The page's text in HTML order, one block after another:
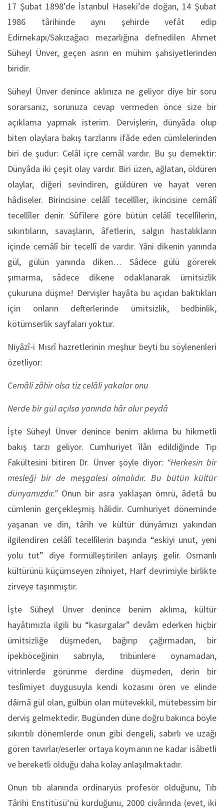
17 Şubat 1898’de İstanbul Haseki’de doğan, 14 Şubat
1986 târihinde aynı şehirde vefât edip
Edirnekapı/Sakızağacı mezarlığına defnedilen Ahmet
Süheyl Ünver, geçen asrın en mühim şahsiyetlerinden
biridir.
Süheyl Ünver denince aklınıza ne geliyor diye bir soru
sorarsanız, sorunuza cevap vermeden önce size bir
açıklama yapmak isterim. Dervişlerin, dünyâda olup
biten olaylara bakış tarzlarını ifâde eden cümlelerinden
biri de şudur: Celâl içre cemâl vardır. Bu şu demektir:
Dünyâda iki çeşit olay vardır. Biri üzen, ağlatan, öldüren
olaylar, diğeri sevindiren, güldüren ve hayat veren
hâdiseler. Birincisine celâlî tecellîler, ikincisine cemâlî
tecellîler denir. Sûfîlere göre bütün celâlî tecellîlerin,
sıkıntıların, savaşların, âfetlerin, salgın hastalıkların
içinde cemâlî bir tecellî de vardır. Yâni dikenin yanında
gül, gülün yanında diken… Sâdece gülü görerek
şımarma, sâdece dikene odaklanarak ümitsizlik
çukuruna düşme! Dervişler hayâta bu açıdan baktıkları
için onların defterlerinde ümitsizlik, bedbinlik,
kötümserlik sayfaları yoktur.
Niyâzî-i Mısrî hazretlerinin meşhur beyti bu söylenenleri
özetliyor:
Cemâli zâhir olsa tiz celâli yakalar onu
Nerde bir gül açılsa yanında hâr olur peydâ
İşte Süheyl Ünver denince benim aklıma bu hikmetli
bakış tarzı geliyor. Cumhuriyet îlân edildiğinde Tıp
Fakültesini bitiren Dr. Ünver şöyle diyor: “Herkesin bir
mesleği bir de meşgalesi olmalıdır. Bu bütün kültür
dünyamızdır.”Onun bir asra yaklaşan ömrü, âdetâ bu
cümlenin gerçekleşmiş hâlidir. Cumhuriyet döneminde
yaşanan ve din, târih ve kültür dünyâmızı yakından
ilgilendiren celâlî tecellîlerin başında “eskiyi unut, yeni
yolu tut” diye formülleştirilen anlayış gelir. Osmanlı
kültürünü küçümseyen zihniyet, Harf devrimiyle birlikte
zirveye taşınmıştır.
İşte Süheyl Ünver denince benim aklıma, kültür
hayâtımızla ilgili bu “kasırgalar” devâm ederken hiçbir
ümitsizliğe düşmeden, bağırıp çağırmadan, bir
ipekböceğinin sabrıyla, tribünlere oynamadan,
vitrinlerde görünme derdine düşmeden, derin bir
teslîmiyet duygusuyla kendi kozasını ören ve elinde
dâimâ gül olan, gülbün olan mütevekkil, mütebessim bir
derviş gelmektedir. Bugünden düne doğru bakınca böyle
sıkıntılı dönemlerde onun gibi dengeli, sabırlı ve uzağı
gören tavırlar/eserler ortaya koymanın ne kadar isâbetli
ve bereketli olduğu daha kolay anlaşılmaktadır.
Onun tıb alanında ordinaryüs profesör olduğunu, Tıb
Târihi Enstitüsü’nü kurduğunu, 2000 civârında (evet, iki